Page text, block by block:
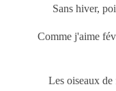
Sans hiver,
Comme j'aime
Les oiseaux de